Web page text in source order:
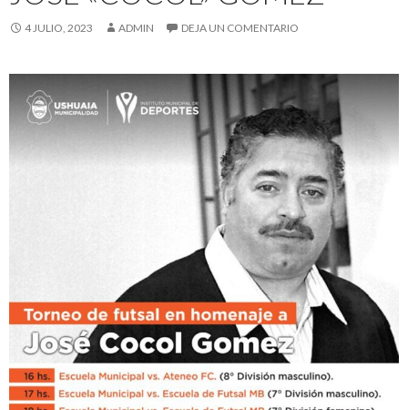
4 JULIO, 2023 ADMIN DEJA UN COMENTARIO